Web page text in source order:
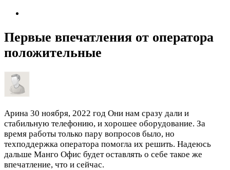
Первые впечатления от оператора
положительные
Арина 30 ноября, 2022 год Они нам сразу дали и
стабильную телефонию, и хорошее оборудование. За
время работы только пару вопросов было, но
техподдержка оператора помогла их решить. Надеюсь
дальше Манго Офис будет оставлять о себе такое же
впечатление, что и сейчас.